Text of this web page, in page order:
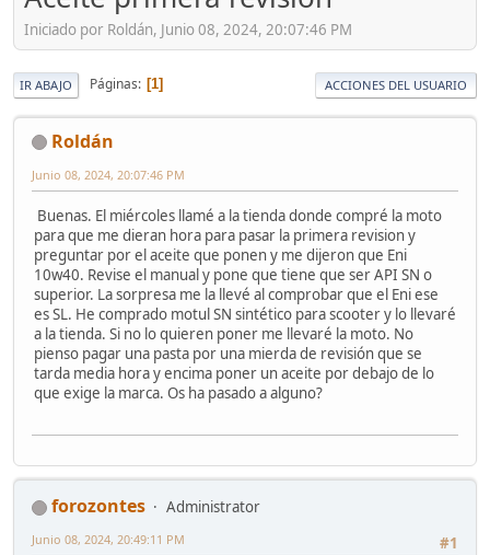
Iniciado por Roldán, Junio 08, 2024, 20:07:46 PM
IR ABAJO Páginas 1 ACCIONES DEL USUARIO
Roldán
Junio 08, 2024, 20:07:46 PM
Buenas. El miércoles llamé a la tienda donde compré la moto
para que me dieran hora para pasar la primera revision y
preguntar por el aceite que ponen y me dijeron que Eni
10w40. Revise el manual y pone que tiene que ser API SN o
superior. La sorpresa me la llevé al comprobar que el Eni ese
es SL. He comprado motul SN sintético para scooter y lo llevaré
a la tienda. Si no lo quieren poner me llevaré la moto. No
pienso pagar una pasta por una mierda de revisión que se
tarda media hora y encima poner un aceite por debajo de lo
que exige la marca. Os ha pasado a alguno?
forozontes
Administrator
#1
Junio 08, 2024, 20:49:11 PM